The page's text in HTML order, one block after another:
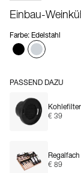
Einbau-
Farbe: Edelstahl
PASSEND DAZU
Kohlefilter
€ 39
€ 89